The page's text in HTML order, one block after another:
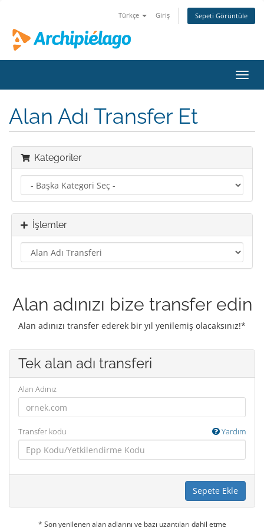
Türkçe Giriş Sepeti Görüntüle
Alan Adı Transfer Et
Kategoriler
İşlemler
Alan adınızı bize transfer edin
Alan adınızı transfer ederek bir yıl yenilemiş olacaksınız!*
Tek alan adı transferi
Alan Adınız
Transfer kodu Yardım
Sepete Ekle
* Son yenilenen alan adlarını ve bazı uzantıları dahil etme